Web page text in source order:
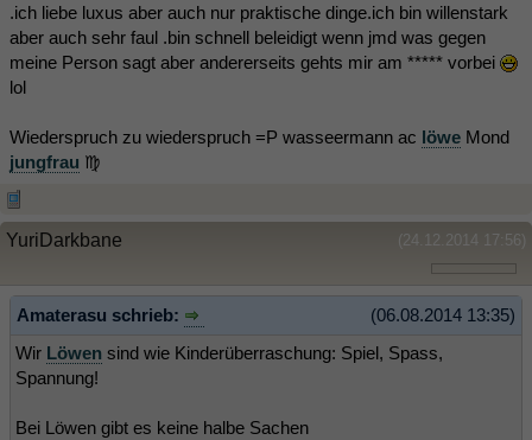
.ich liebe luxus aber auch nur praktische dinge.ich bin willenstark
aber auch sehr faul .bin schnell beleidigt wenn jmd was gegen
meine Person sagt aber andererseits gehts mir am ***** vorbei
lol
Wiederspruch zu wiederspruch =P wasseermann ac löwe Mond
jungfrau ♍
(24.12.2014 17:56)
YuriDarkbane
(06.08.2014 13:35)
Amaterasu schrieb:
Wir Löwen sind wie Kinderüberraschung: Spiel, Spass,
Spannung!
Bei Löwen gibt es keine halbe Sachen